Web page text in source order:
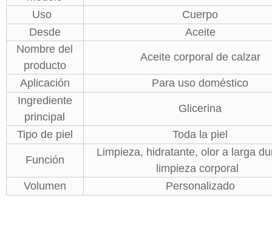
Uso
Cuerpo
Desde
Aceite
Nombre del
producto
Aceite corporal de calzar
Aplicación
Para uso doméstico
Ingrediente
principal
Glicerina
Tipo de piel Toda la piel
Función
Limpieza, hidratante, olor a larga
limpieza corporal
Volumen
Personalizado